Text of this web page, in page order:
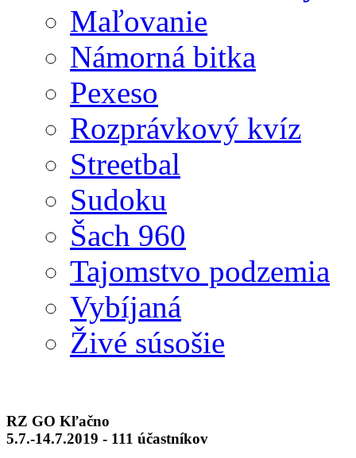
Maľovanie
Námorná bitka
Pexeso
Rozprávkový kvíz
Streetbal
Sudoku
Šach 960
Tajomstvo podzemia
Vybíjaná
Živé súsošie
RZ GO Kľačno
5.7.-14.7.2019 - 111 účastníkov